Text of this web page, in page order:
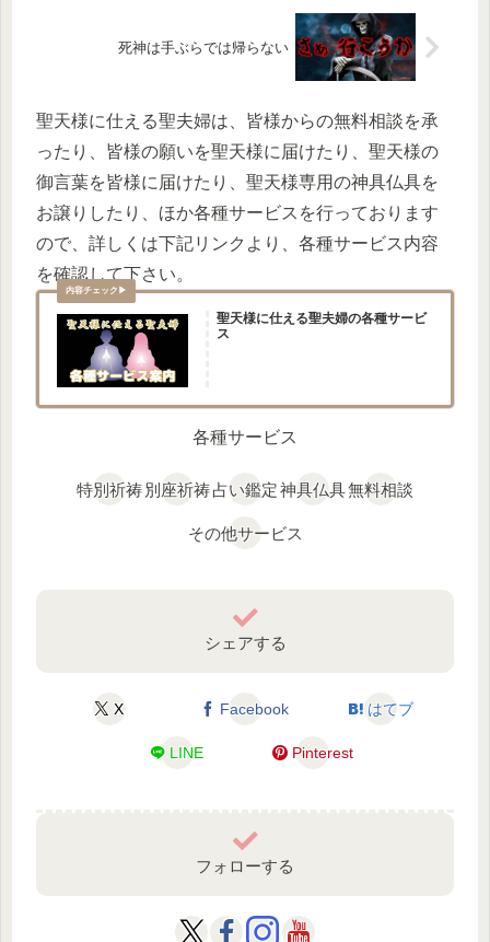
死神は手ぶらでは帰らない
聖天様に仕える聖夫婦は、皆様からの無料相談を承
ったり、皆様の願いを聖天様に届けたり、聖天様の
御言葉を皆様に届けたり、聖天様専用の神具仏具を
お譲りしたり、ほか各種サービスを行っております
ので、詳しくは下記リンクより、各種サービス内容
を確認して下さい。
聖天様に仕える聖夫婦の各種サービ
ス
各種サービス
特別祈祷別座祈祷占い鑑定神具仏具無料相談
その他サービス
シェアする
X Facebook はてブ
LINE Pinterest
フォローする